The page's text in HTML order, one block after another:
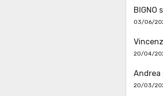
BIGNO
03/06/
20/04/
Andrea
20/03/